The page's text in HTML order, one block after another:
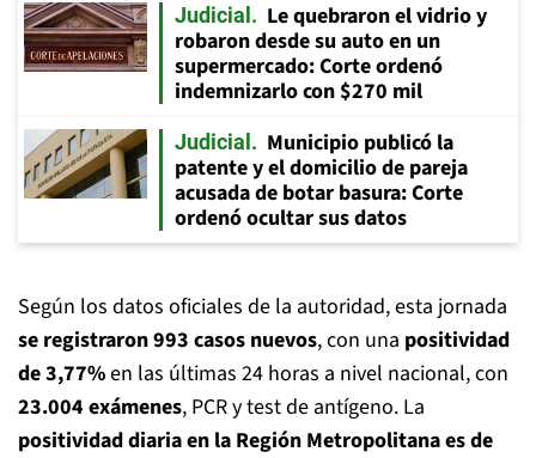
Judicial
Le quebraron el vidrio y
robaron desde su auto en un
supermercado: Corte ordenó
indemnizarlo con $270 mil
Judicial
Municipio publicó la
patente y el domicilio de pareja
acusada de botar basura: Corte
ordenó ocultar sus datos
Según los datos oficiales de la autoridad, esta jornada
se registraron 993 casos nuevos, con una positividad
de 3,77%en las últimas 24 horas a nivel nacional, con
23.004 exámenes, PCR y test de antígeno. La
positividad diaria en la Región Metropolitana es de